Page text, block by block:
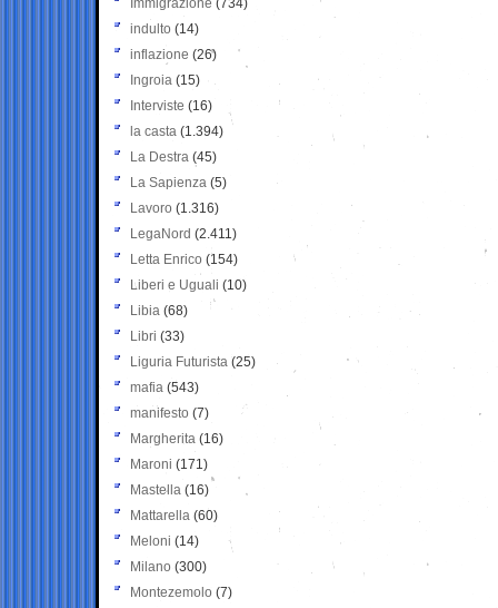
Immigrazione (734)
indulto (14)
inflazione (26)
Ingroia (15)
Interviste (16)
la casta (1.394)
La Destra (45)
La Sapienza (5)
Lavoro (1.316)
LegaNord (2.411)
Letta Enrico (154)
Liberi e Uguali (10)
Libia (68)
Libri (33)
Liguria Futurista (25)
mafia (543)
manifesto (7)
Margherita (16)
Maroni (171)
Mastella (16)
Mattarella (60)
Meloni (14)
Milano (300)
Montezemolo (7)